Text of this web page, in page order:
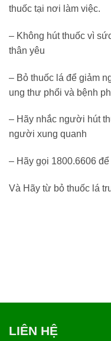
thuốc tại nơi làm việc.
– Không hút thuốc vì
thân yêu
– Bỏ thuốc lá để giảm
ung thư phổi và bệnh
– Hãy nhắc người hút
người xung quanh
– Hãy gọi 1800.6606
Và Hãy từ bỏ thuốc lá
LIÊN HỆ